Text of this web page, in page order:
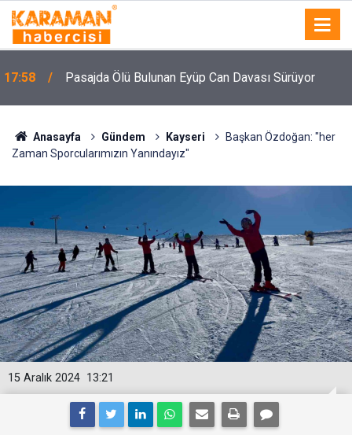
17:58 Pasajda Ölü Bulunan Eyüp Can Davası Sürüyor
Anasayfa Gündem Kayseri
Başkan Özdoğan: "her
Zaman Sporcularımızın Yanındayız"
13:21
15 Aralık 2024